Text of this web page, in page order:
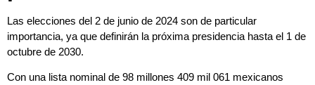
Las elecciones del 2 de junio de 2024 son de particular
importancia, ya que definirán la próxima presidencia hasta el 1 de
octubre de 2030.
Con una lista nominal de 98 millones 409 mil 061 mexicanos